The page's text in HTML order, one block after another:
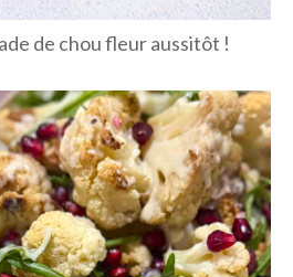
de chou fleur aussitôt !